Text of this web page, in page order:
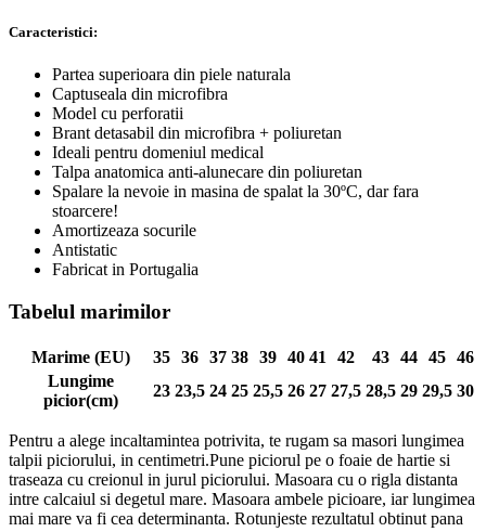
Caracteristici:
Partea superioara din piele naturala
Captuseala din microfibra
Model cu perforatii
Brant detasabil din microfibra + poliuretan
Ideali pentru domeniul medical
Talpa anatomica anti-alunecare din poliuretan
Spalare la nevoie in masina de spalat la 30ºC, dar fara
stoarcere!
Amortizeaza socurile
Antistatic
Fabricat in Portugalia
Tabelul marimilor
Marime (EU) 35 36 37 38 39 40 41 42 43 44 45 46
Lungime
picior(cm)
23 23,5 24 25 25,5 26 27 27,5 28,5 29 29,5 30
Pentru a alege incaltamintea potrivita, te rugam sa masori lungimea
talpii piciorului, in centimetri.Pune piciorul pe o foaie de hartie si
traseaza cu creionul in jurul piciorului. Masoara cu o rigla distanta
intre calcaiul si degetul mare. Masoara ambele picioare, iar lungimea
mai mare va fi cea determinanta. Rotunjeste rezultatul obtinut pana